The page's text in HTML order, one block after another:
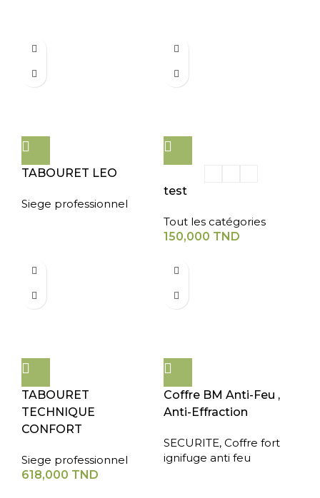
TABOURET LEO
Siege professionnel
test
Tout les catégories
150,000 TND
TABOURET
TECHNIQUE
CONFORT
Siege professionnel
618,000 TND
Coffre BM Anti-Feu ,
Anti-Effraction
SECURITE, Coffre fort
ignifuge anti feu